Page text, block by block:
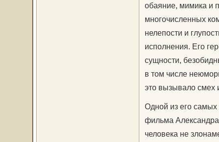
обаяние, мимика и
многочисленных
нелепости и
исполнения. Его
сущности,
в том числе
это вызывало смех
Одной из его
фильма
человека не